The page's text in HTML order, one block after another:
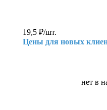
19,5₽/шт.
Цены для новых
нет в